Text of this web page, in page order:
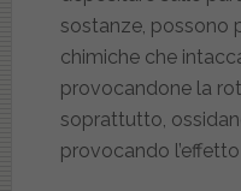
sostanze, possono
chimiche che
provocandone la
soprattutto,
provocando l’effetto